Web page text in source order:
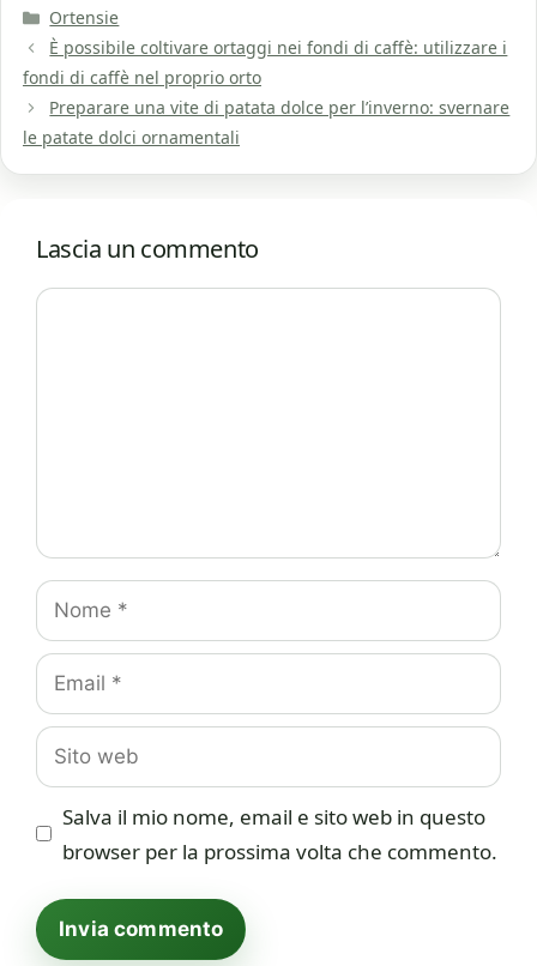
Categorie
Ortensie
È possibile coltivare ortaggi nei fondi di caffè: utilizzare i
fondi di caffè nel proprio orto
Preparare una vite di patata dolce per l’inverno: svernare
le patate dolci ornamentali
Lascia un commento
Commento
Nome
Email
Sito
web
Salva il mio nome, email e sito web in questo
browser per la prossima volta che commento.